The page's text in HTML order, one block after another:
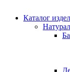
Каталог